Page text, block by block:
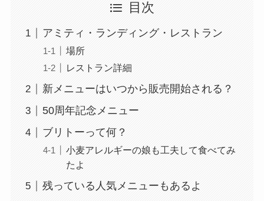
目次
アミティ・ランディング・レストラン
場所
レストラン詳細
新メニューはいつから販売開始される？
50周年記念メニュー
ブリトーって何？
小麦アレルギーの娘も工夫して食べてみ
たよ
残っている人気メニューもあるよ